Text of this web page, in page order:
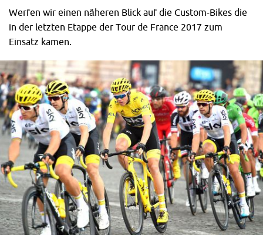
Werfen wir einen näheren Blick auf die Custom-Bikes die
in der letzten Etappe der Tour de France 2017 zum
Einsatz kamen.